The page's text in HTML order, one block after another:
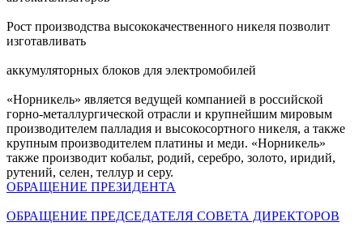
Рост производства высококачественного никеля позволит
изготавливать
аккумуляторных блоков для электромобилей
«Норникель» является ведущей компанией в российской
горно-металлургической отрасли и крупнейшим мировым
производителем палладия и высокосортного никеля, а также
крупным производителем платины и меди. «Норникель»
также производит кобальт, родий, серебро, золото, иридий,
рутений, селен, теллур и серу.
ОБРАЩЕНИЕ ПРЕЗИДЕНТА
ОБРАЩЕНИЕ ПРЕДСЕДАТЕЛЯ СОВЕТА ДИРЕКТОРОВ